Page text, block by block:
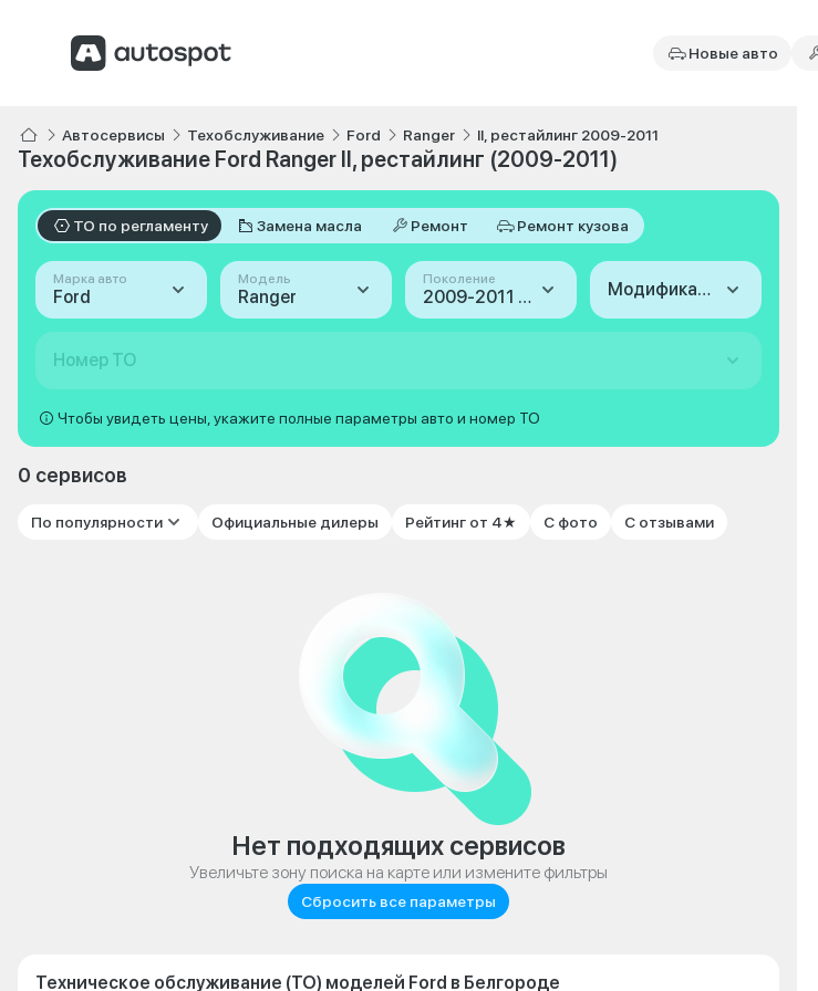
Новые авто
Автосервисы Техобслуживание Ford Ranger II, рестайлинг 2009-2011
Техобслуживание Ford Ranger II, рестайлинг (2009-2011)
ТО по регламенту Замена масла Ремонт Ремонт кузова
Марка авто
Ford
Модель
Ranger
Поколение
2009-2011 (II, рестайлинг) Модификация
Номер ТО
Чтобы увидеть цены, укажите полные параметры авто и номер ТО
0 сервисов
По популярности Официальные дилеры Рейтинг от 4★ С фото С отзывами
Нет подходящих сервисов
Увеличьте зону поиска на карте или измените фильтры
Сбросить все параметры
Техническое обслуживание (ТО) моделей Ford в Белгороде